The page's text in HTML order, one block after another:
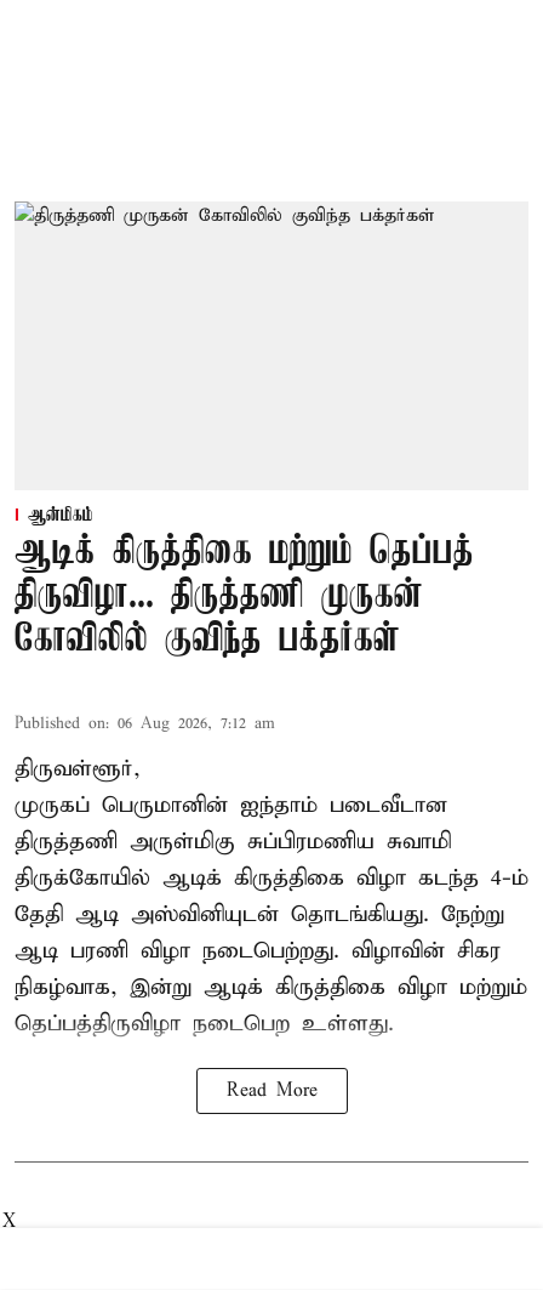
ஆன்மிகம்
ஆடிக் கிருத்திகை மற்றும் தெப்பத்
திருவிழா... திருத்தணி முருகன்
கோவிலில் குவிந்த பக்தர்கள்
Published on: 06 Aug 2026, 7:12 am
திருவள்ளூர்,
முருகப் பெருமானின் ஐந்தாம் படைவீடான
திருத்தணி அருள்மிகு சுப்பிரமணிய சுவாமி
திருக்கோயில் ஆடிக் கிருத்திகை விழா கடந்த 4-ம்
தேதி ஆடி அஸ்வினியுடன் தொடங்கியது. நேற்று
ஆடி பரணி விழா நடைபெற்றது. விழாவின் சிகர
நிகழ்வாக, இன்று ஆடிக் கிருத்திகை விழா மற்றும்
தெப்பத்திருவிழா நடைபெற உள்ளது.
Read More
X